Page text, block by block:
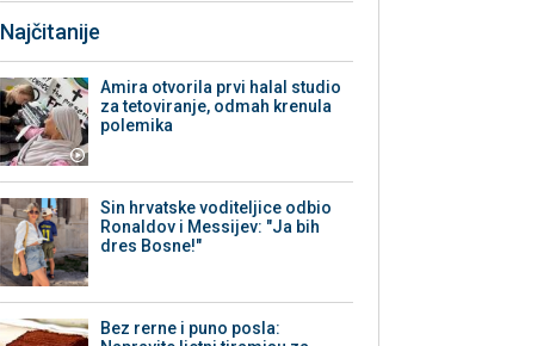
Najčitanije
Amira otvorila prvi halal studio
za tetoviranje, odmah krenula
polemika
Sin hrvatske voditeljice odbio
Ronaldov i Messijev: "Ja bih
dres Bosne!"
Bez rerne i puno posla: